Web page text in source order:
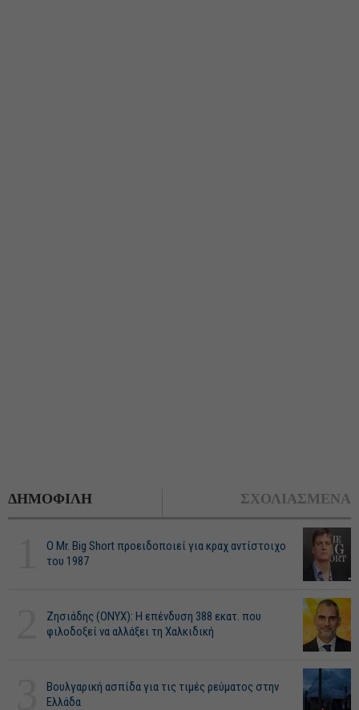
ΔΗΜΟΦΙΛΗ ΣΧΟΛΙΑΣΜΕΝΑ
O Mr. Big Short προειδοποιεί για κραχ αντίστοιχο
του 1987
Ζησιάδης (ONYX): Η επένδυση 388 εκατ. που
φιλοδοξεί να αλλάξει τη Χαλκιδική
Βουλγαρική ασπίδα για τις τιμές ρεύματος στην
Ελλάδα